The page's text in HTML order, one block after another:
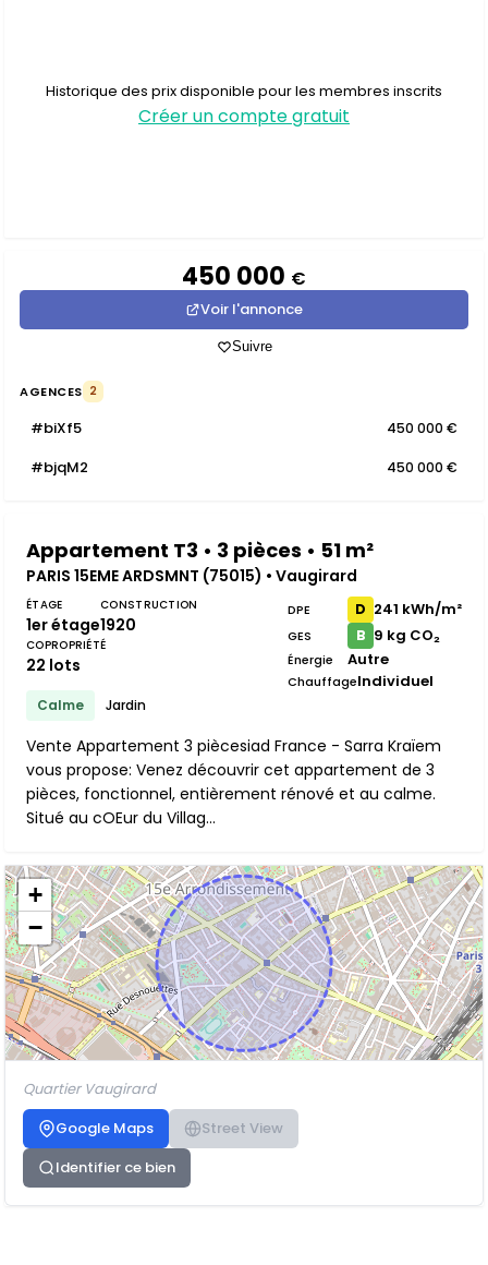
Historique des prix disponible pour les membres inscrits
Créer un compte gratuit
450 000 €
Voir l'annonce
Suivre
AGENCES 2
#biXf5 450 000 €
#bjqM2 450 000 €
Appartement T3 • 3 pièces • 51 m²
PARIS 15EME ARDSMNT (75015) • Vaugirard
ÉTAGE
1er étage
CONSTRUCTION
1920
COPROPRIÉTÉ
22 lots
Calme Jardin
DPE D 241 kWh/m²
GES B 9 kg CO₂
Énergie Autre
ChauffageIndividuel
Vente Appartement 3 piècesiad France - Sarra Kraïem
vous propose: Venez découvrir cet appartement de 3
pièces, fonctionnel, entièrement rénové et au calme.
Situé au cOEur du Villag...
+
−
Quartier Vaugirard
Google Maps
Street View
Identifier ce bien